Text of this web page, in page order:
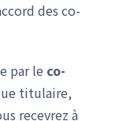
des co-
par le co-
titulaire,
recevrez à